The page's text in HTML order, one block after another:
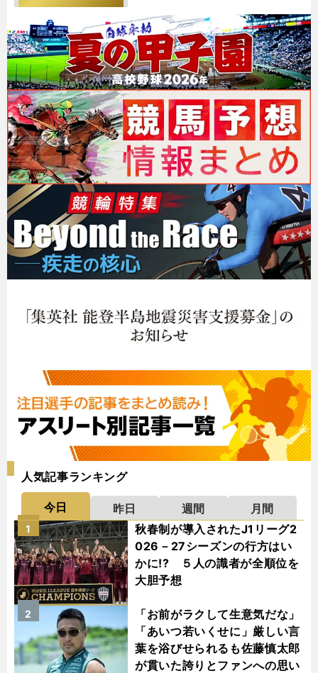
人気記事ランキング
今日 昨日 週間
月間
秋春制が導入されたJ1リーグ2
026－27シーズンの行方はい
かに!? ５人の識者が全順位を
大胆予想
1
「お前がラクして生意気だな」
「あいつ若いくせに」厳しい言
葉を浴びせられるも佐藤慎太郎
が貫いた誇りとファンへの思い
2